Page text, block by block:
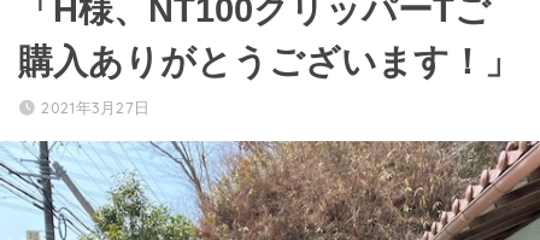
「H様、NT100クリッパーTご
購入ありがとうございます！」
2021年3月27日